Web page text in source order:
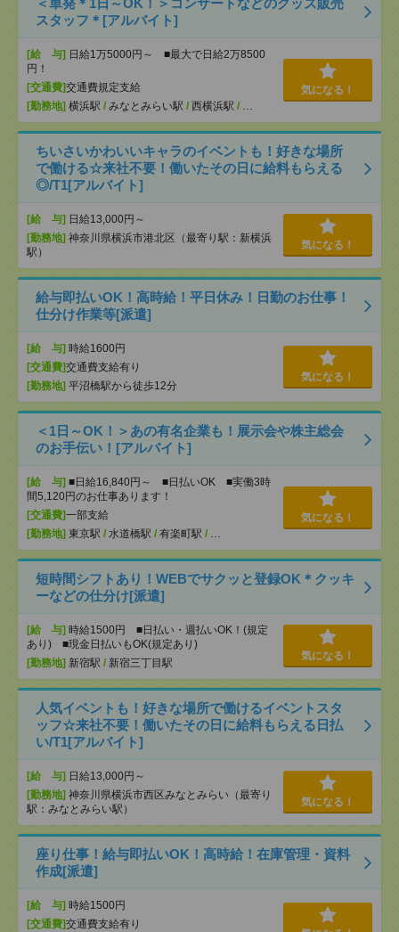
＜単発＊1日～OK！＞コンサートなどのグッズ販売
スタッフ＊[アルバイト]
[給 与] 日給1万5000円～ ■最大で日給2万8500
円！
[交通費]交通費規定支給
[勤務地] 横浜駅 / みなとみらい駅 / 西横浜駅 / …
気になる！
ちいさいかわいいキャラのイベントも！好きな場所
で働ける☆来社不要！働いたその日に給料もらえる
◎/T1[アルバイト]
[給 与] 日給13,000円～
[勤務地] 神奈川県横浜市港北区（最寄り駅：新横浜
駅）
気になる！
給与即払いOK！高時給！平日休み！日勤のお仕事！
仕分け作業等[派遣]
[給 与] 時給1600円
[交通費]交通費支給有り
[勤務地] 平沼橋駅から徒歩12分
気になる！
＜1日～OK！＞あの有名企業も！展示会や株主総会
のお手伝い！[アルバイト]
[給 与] ■日給16,840円～ ■日払いOK ■実働3時
間5,120円のお仕事あります！
[交通費]一部支給
[勤務地] 東京駅 / 水道橋駅 / 有楽町駅 / …
気になる！
短時間シフトあり！WEBでサクッと登録OK＊クッキ
ーなどの仕分け[派遣]
[給 与] 時給1500円 ■日払い・週払いOK！(規定
あり) ■現金日払いもOK(規定あり)
[勤務地] 新宿駅 / 新宿三丁目駅
気になる！
人気イベントも！好きな場所で働けるイベントスタ
ッフ☆来社不要！働いたその日に給料もらえる日払
い/T1[アルバイト]
[給 与] 日給13,000円～
[勤務地] 神奈川県横浜市西区みなとみらい（最寄り
駅：みなとみらい駅）
気になる！
座り仕事！給与即払いOK！高時給！在庫管理・資料
作成[派遣]
[給 与] 時給1500円
[交通費]交通費支給有り